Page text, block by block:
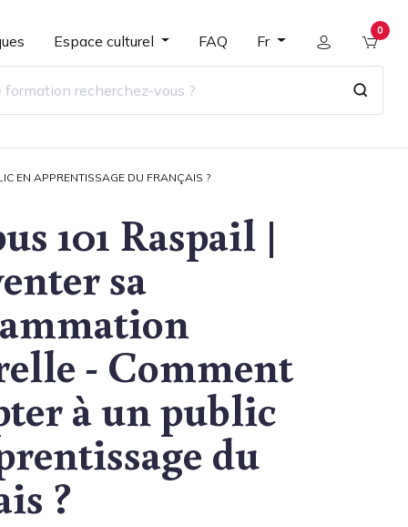
Espace culturel FAQ Fr
0
EN APPRENTISSAGE DU FRANÇAIS ?
101 Raspail |
sa
- Comment
à un public
du
?